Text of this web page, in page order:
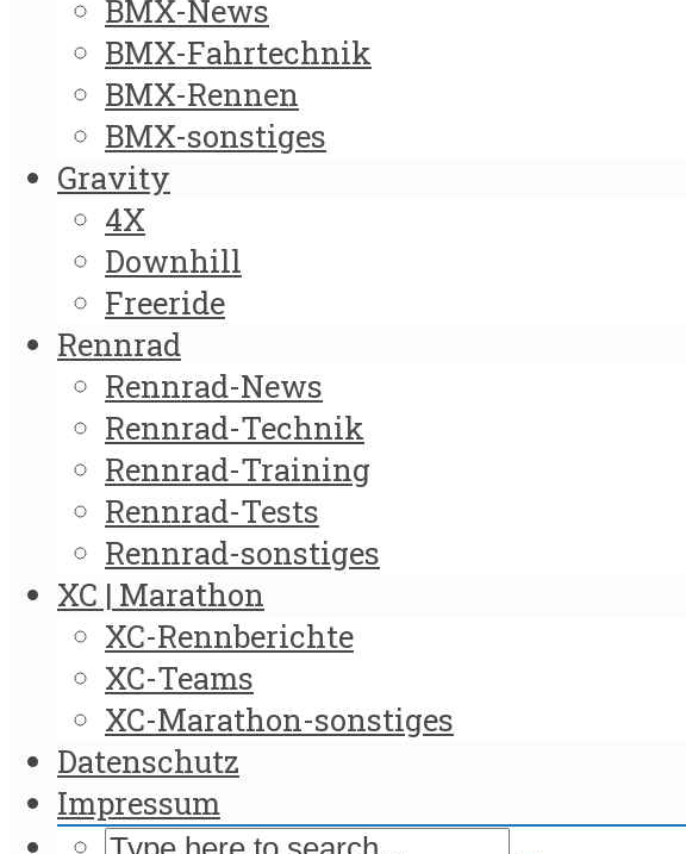
BMX-News
BMX-Fahrtechnik
BMX-Rennen
BMX-sonstiges
Gravity
4X
Downhill
Freeride
Rennrad
Rennrad-News
Rennrad-Technik
Rennrad-Training
Rennrad-Tests
Rennrad-sonstiges
XC | Marathon
XC-Rennberichte
XC-Teams
XC-Marathon-sonstiges
Datenschutz
Impressum